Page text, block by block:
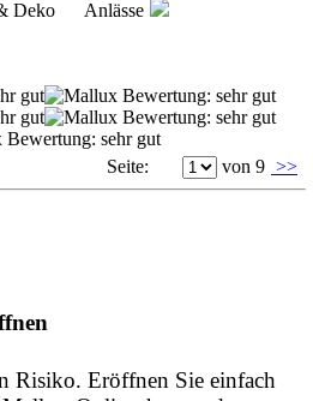
Deko Anlässe
Seite: von 9 >>
Risiko. Eröffnen Sie einfach